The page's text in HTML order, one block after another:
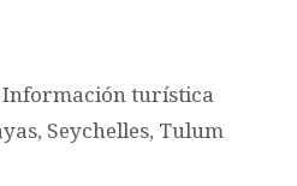
Información turística
, Seychelles, Tulum